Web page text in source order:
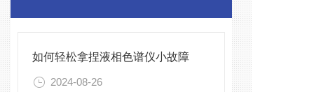
如何轻松拿捏液相色谱仪小故障
2024-08-26